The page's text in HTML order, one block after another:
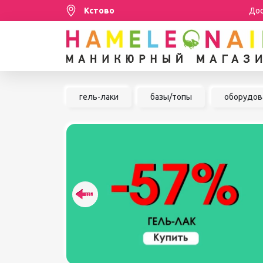
Кстово
Распродажа
ШУГАРИНГ/ДЕПИЛЯЦИЯ
УХОД
АКСЕССУАРЫ
гель-лаки базы/топы